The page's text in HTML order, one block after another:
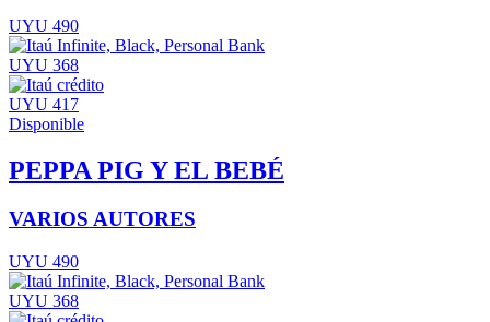
UYU 490
UYU 368
UYU 417
Disponible
PEPPA PIG Y EL BEBÉ
VARIOS AUTORES
UYU 490
UYU 368